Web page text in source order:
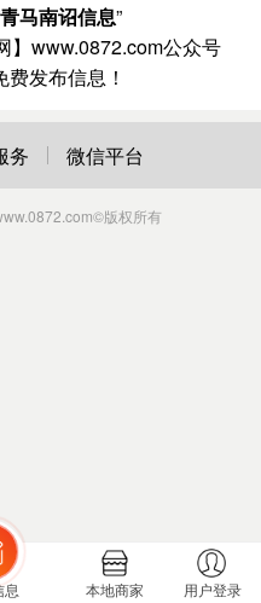
青马南诏信息”
】www.0872.com公众号
发布信息！
息 本地商家 用户登录
务 微信平台
©版权所有